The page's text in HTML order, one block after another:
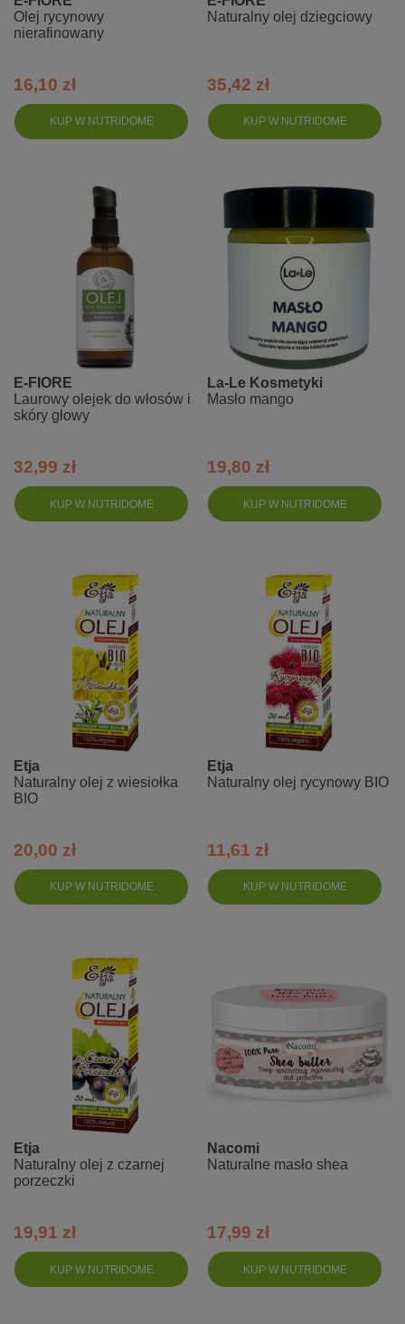
KUP W NUTRIDOME
Olej rycynowy
nierafinowany
16,10 zł
KUP W NUTRIDOME
Naturalny olej dziegciowy
35,42 zł
KUP W NUTRIDOME
E-FIORE
Laurowy olejek do włosów i
skóry głowy
32,99 zł
KUP W NUTRIDOME
La-Le Kosmetyki
Masło mango
19,80 zł
KUP W NUTRIDOME
Etja
Naturalny olej z wiesiołka
BIO
20,00 zł
KUP W NUTRIDOME
Etja
Naturalny olej rycynowy BIO
11,61 zł
KUP W NUTRIDOME
Etja
Naturalny olej z czarnej
porzeczki
19,91 zł
KUP W NUTRIDOME
Nacomi
Naturalne masło shea
17,99 zł